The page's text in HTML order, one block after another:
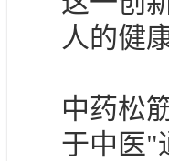
人的健
中药松
于中医"